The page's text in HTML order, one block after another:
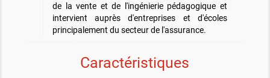
de la vente et de l'ingénierie pédagogique et
intervient auprès d'entreprises et d'écoles
principalement du secteur de l'assurance.
Caractéristiques